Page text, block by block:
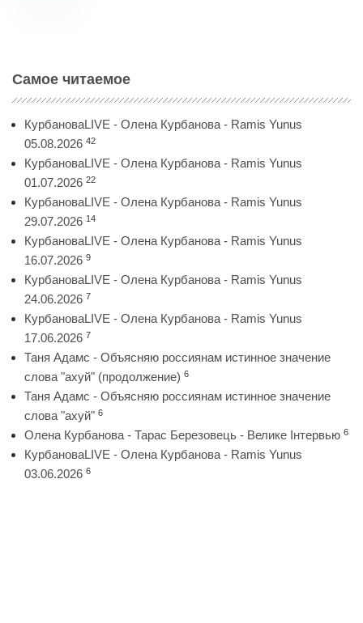
Самое читаемое
КурбановаLIVE - Олена Курбанова - Ramis Yunus
05.08.2026 42
КурбановаLIVE - Олена Курбанова - Ramis Yunus
01.07.2026 22
КурбановаLIVE - Олена Курбанова - Ramis Yunus
29.07.2026 14
КурбановаLIVE - Олена Курбанова - Ramis Yunus
16.07.2026 9
КурбановаLIVE - Олена Курбанова - Ramis Yunus
24.06.2026 7
КурбановаLIVE - Олена Курбанова - Ramis Yunus
17.06.2026 7
Таня Адамс - Объясняю россиянам истинное значение
слова "ахуй" (продолжение) 6
Таня Адамс - Объясняю россиянам истинное значение
слова "ахуй" 6
Олена Курбанова - Тарас Березовець - Велике Інтервью 6
КурбановаLIVE - Олена Курбанова - Ramis Yunus
03.06.2026 6